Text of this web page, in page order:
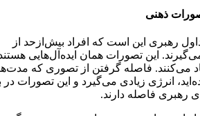
ذهنی
رهبری این است که افراد بیش‌ازحد از
این تصورات همان ایده‌‌آل‌هایی
می‌کنند. فاصله گرفتن از تصوری که
انرژی زیادی می‌گیرد و این تصورات
رهبری فاصله دارند.